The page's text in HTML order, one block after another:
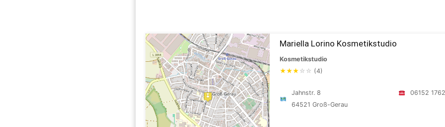
Mariella Lorino Kosmetikstudio
Kosmetikstudio
★★★ ☆ ☆ (4)
Jahnstr. 8
64521 Groß-Gerau
06152